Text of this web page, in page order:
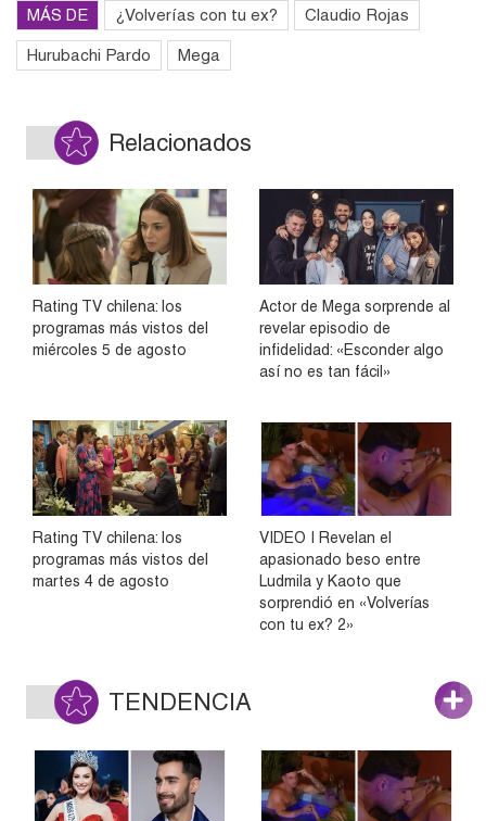
MÁS DE ¿Volverías con tu ex? Claudio Rojas
Hurubachi Pardo Mega
Relacionados
Rating TV chilena: los
programas más vistos del
miércoles 5 de agosto
Actor de Mega sorprende al
revelar episodio de
infidelidad: «Esconder algo
así no es tan fácil»
Rating TV chilena: los
programas más vistos del
martes 4 de agosto
VIDEO | Revelan el
apasionado beso entre
Ludmila y Kaoto que
sorprendió en «Volverías
con tu ex? 2»
TENDENCIA